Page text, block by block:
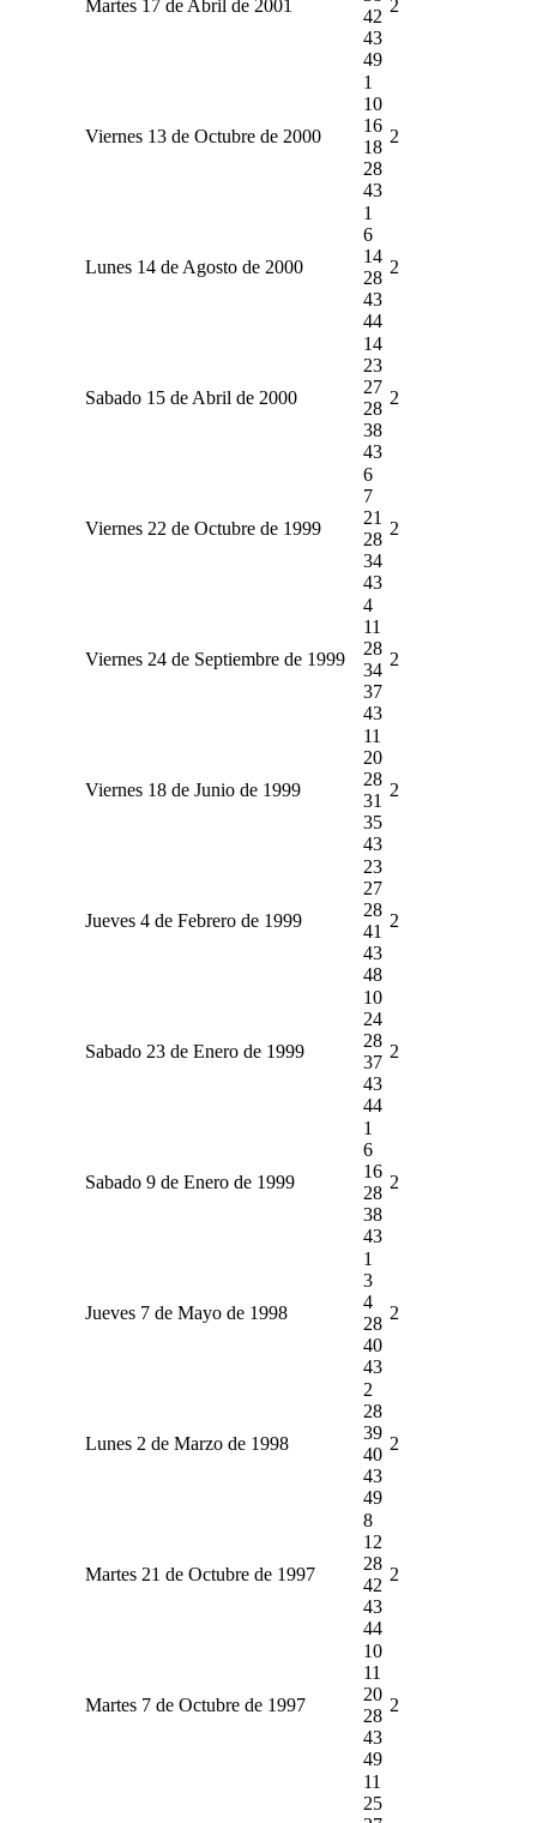
Martes 17 de Abril de 2001
42
43
49
2
Viernes 13 de Octubre de 2000
1
10
16
18
28
43
2
Lunes 14 de Agosto de 2000
1
6
14
28
43
44
2
Sabado 15 de Abril de 2000
14
23
27
28
38
43
2
Viernes 22 de Octubre de 1999
6
7
21
28
34
43
2
Viernes 24 de Septiembre de 1999
4
11
28
34
37
43
2
Viernes 18 de Junio de 1999
11
20
28
31
35
43
2
Jueves 4 de Febrero de 1999
23
27
28
41
43
48
2
Sabado 23 de Enero de 1999
10
24
28
37
43
44
2
Sabado 9 de Enero de 1999
1
6
16
28
38
43
2
Jueves 7 de Mayo de 1998
1
3
4
28
40
43
2
Lunes 2 de Marzo de 1998
2
28
39
40
43
49
2
Martes 21 de Octubre de 1997
8
12
28
42
43
44
2
Martes 7 de Octubre de 1997
10
11
20
28
43
49
2
11
25